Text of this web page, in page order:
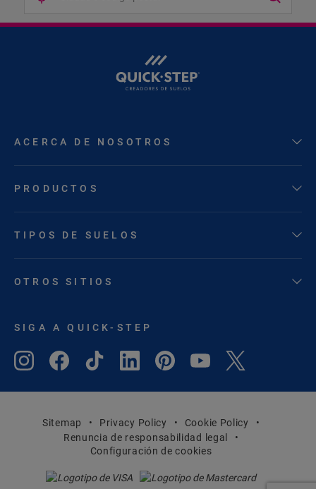
ACERCA DE NOSOTROS
PRODUCTOS
TIPOS DE SUELOS
OTROS SITIOS
SIGA A QUICK-STEP
Sitemap Privacy Policy
Cookie Policy
Renuncia de responsabilidad legal
Configuración de cookies